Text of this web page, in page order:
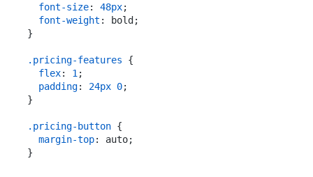
font-size: 48px;
font-weight : bold;
}
.pricing-features {
flex: 1 ;
padding: 24px 0;
}
.pricing-button {
margin-top: auto;